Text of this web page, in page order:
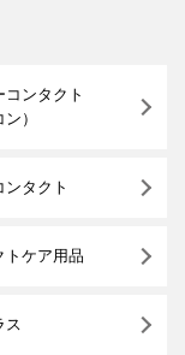
コンタクト
ン）
ンタクト
トケア用品
ス